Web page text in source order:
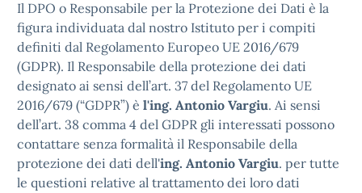
Il DPO o Responsabile per la Protezione dei Dati è la
figura individuata dal nostro Istituto per i compiti
definiti dal Regolamento Europeo UE 2016/679
(GDPR). Il Responsabile della protezione dei dati
designato ai sensi dell’art. 37 del Regolamento UE
2016/679 (“GDPR”) è l'ing. Antonio Vargiu. Ai sensi
dell’art. 38 comma 4 del GDPR gli interessati possono
contattare senza formalità il Responsabile della
protezione dei dati dell'ing. Antonio Vargiu. per tutte
le questioni relative al trattamento dei loro dati